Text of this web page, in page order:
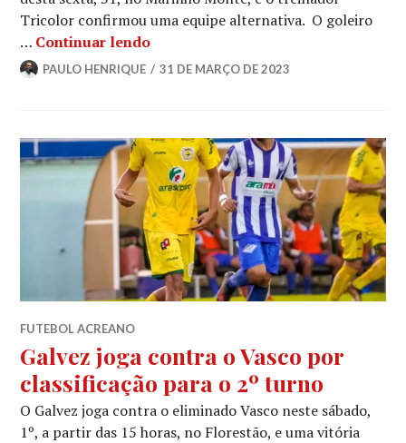
Tricolor confirmou uma equipe alternativa. O goleiro
… Continuar lendo
PAULO HENRIQUE 31 DE MARÇO DE 2023
FUTEBOL ACREANO
Galvez joga contra o Vasco por
classificação para o 2º turno
O Galvez joga contra o eliminado Vasco neste sábado,
1º, a partir das 15 horas, no Florestão, e uma vitória